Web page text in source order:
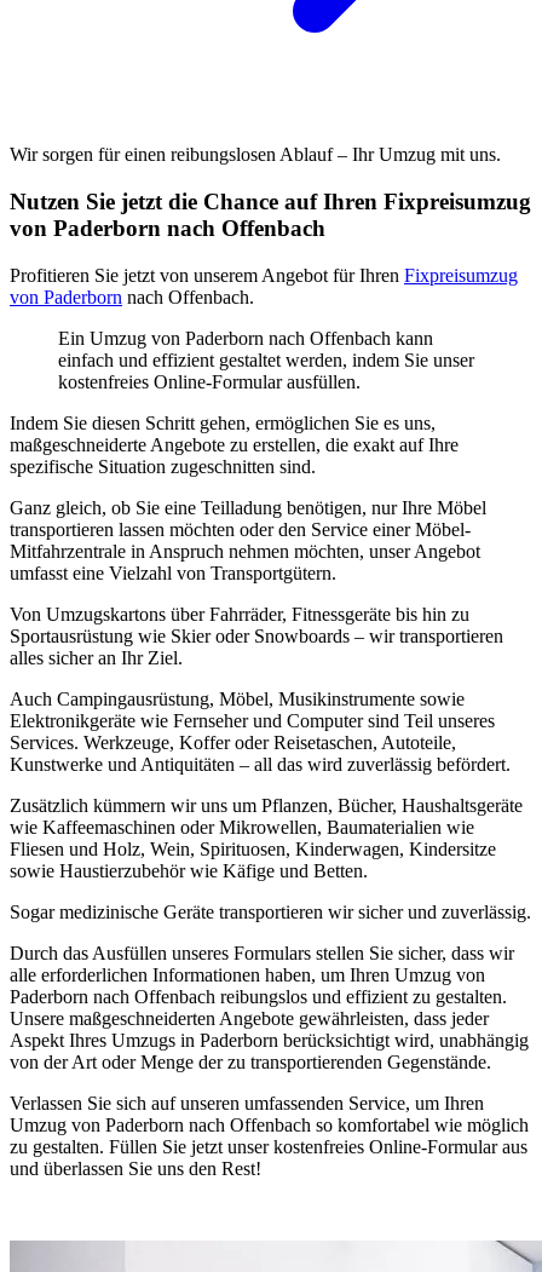
Wir sorgen für einen reibungslosen Ablauf – Ihr Umzug mit uns.
Nutzen Sie jetzt die Chance auf Ihren Fixpreisumzug
von Paderborn nach Offenbach
Profitieren Sie jetzt von unserem Angebot für Ihren Fixpreisumzug
von Paderborn nach Offenbach.
Ein Umzug von Paderborn nach Offenbach kann
einfach und effizient gestaltet werden, indem Sie unser
kostenfreies Online-Formular ausfüllen.
Indem Sie diesen Schritt gehen, ermöglichen Sie es uns,
maßgeschneiderte Angebote zu erstellen, die exakt auf Ihre
spezifische Situation zugeschnitten sind.
Ganz gleich, ob Sie eine Teilladung benötigen, nur Ihre Möbel
transportieren lassen möchten oder den Service einer Möbel-
Mitfahrzentrale in Anspruch nehmen möchten, unser Angebot
umfasst eine Vielzahl von Transportgütern.
Von Umzugskartons über Fahrräder, Fitnessgeräte bis hin zu
Sportausrüstung wie Skier oder Snowboards – wir transportieren
alles sicher an Ihr Ziel.
Auch Campingausrüstung, Möbel, Musikinstrumente sowie
Elektronikgeräte wie Fernseher und Computer sind Teil unseres
Services. Werkzeuge, Koffer oder Reisetaschen, Autoteile,
Kunstwerke und Antiquitäten – all das wird zuverlässig befördert.
Zusätzlich kümmern wir uns um Pflanzen, Bücher, Haushaltsgeräte
wie Kaffeemaschinen oder Mikrowellen, Baumaterialien wie
Fliesen und Holz, Wein, Spirituosen, Kinderwagen, Kindersitze
sowie Haustierzubehör wie Käfige und Betten.
Sogar medizinische Geräte transportieren wir sicher und zuverlässig.
Durch das Ausfüllen unseres Formulars stellen Sie sicher, dass wir
alle erforderlichen Informationen haben, um Ihren Umzug von
Paderborn nach Offenbach reibungslos und effizient zu gestalten.
Unsere maßgeschneiderten Angebote gewährleisten, dass jeder
Aspekt Ihres Umzugs in Paderborn berücksichtigt wird, unabhängig
von der Art oder Menge der zu transportierenden Gegenstände.
Verlassen Sie sich auf unseren umfassenden Service, um Ihren
Umzug von Paderborn nach Offenbach so komfortabel wie möglich
zu gestalten. Füllen Sie jetzt unser kostenfreies Online-Formular aus
und überlassen Sie uns den Rest!